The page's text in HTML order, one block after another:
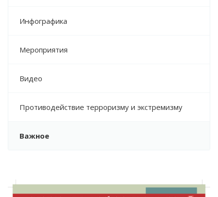
Инфографика
Мероприятия
Видео
Противодействие терроризму и экстремизму
Важное